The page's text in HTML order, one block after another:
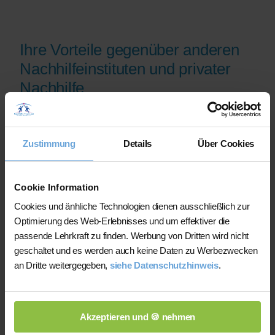
Zustimmung Details Über Cookies
Cookie Information
Cookies und änhliche Technologien dienen ausschließlich zur
Optimierung des Web-Erlebnisses und um effektiver die
passende Lehrkraft zu finden. Werbung von Dritten wird nicht
geschaltet und es werden auch keine Daten zu Werbezwecken
an Dritte weitergegeben, siehe Datenschutzhinweis.
Akzeptieren und 🍪 nehmen
Ihre Vorteile gegenüber anderen
Nachhilfeinstituten und privater
Nachhilfe
Qualifikationsnachweise vor der
Freischaltung geprüft werden.
Nachhilfe-Team.net unterstützt Sie dabei,
möglichst schnell eine zu Ihrem Bedarf
passende Lehrkraft zu finden. Bei einem
Ausfall können Sie auf Wunsch bei der
Vermittlung einer anderen Lehrkraft
unterstützt werden.
ihren Unterricht eigenständig.
Die jeweilige Lehrkraft stimmt Lernziele,